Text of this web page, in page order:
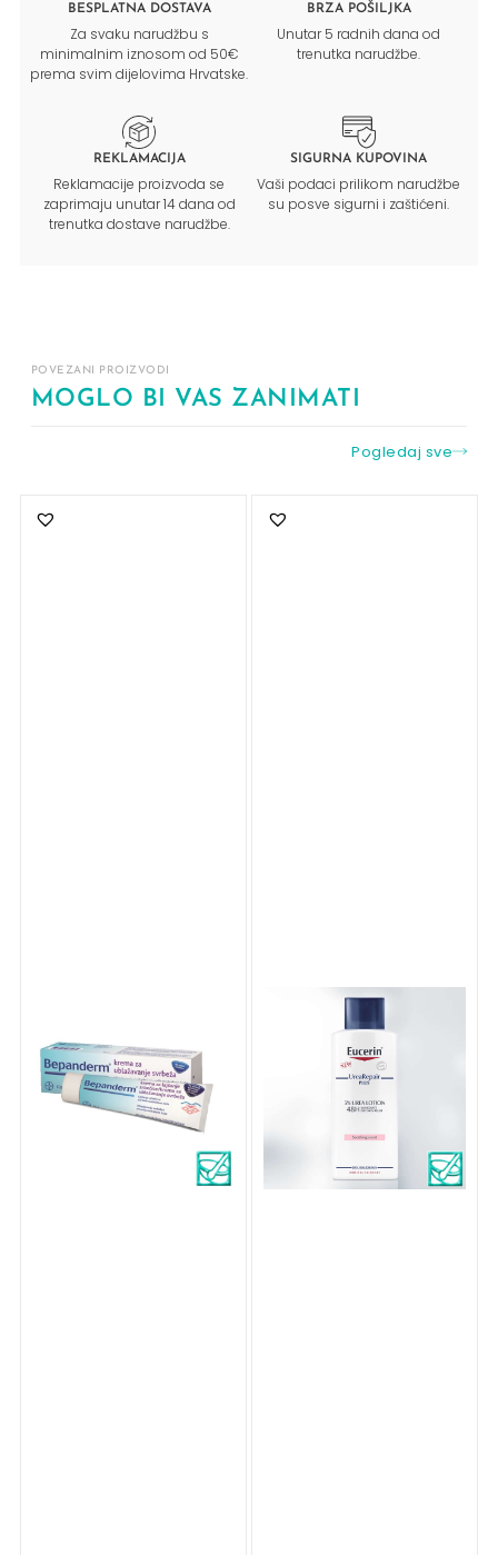
BESPLATNA DOSTAVA
Za svaku narudžbu s
minimalnim iznosom od 50€
prema svim dijelovima Hrvatske.
BRZA POŠILJKA
Unutar 5 radnih dana od
trenutka narudžbe.
REKLAMACIJA
Reklamacije proizvoda se
zaprimaju unutar 14 dana od
trenutka dostave narudžbe.
SIGURNA KUPOVINA
Vaši podaci prilikom narudžbe
su posve sigurni i zaštićeni.
POVEZANI PROIZVODI
MOGLO BI VAS ZANIMATI
Pogledaj sve